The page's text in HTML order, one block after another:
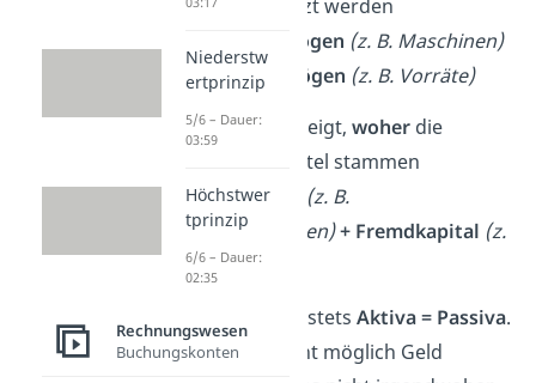
Mittel eingesetzt werden
➡️Anlagevermögen (z. B. Maschinen)
Umlaufvermögen (z. B. Vorräte)
2. Passiva: Sie zeigt,woher die
finanziellen Mittel stammen
➡️Eigenkapital (z. B.
Gewinnrücklagen)+ Fremdkapital (z.
B. Kredite)
Es gilt stetsAktiva = Passiva.
Denn es ist nicht möglich Geld
Niederstw
ertprinzip
5/6 – Dauer:
03:59
Höchstwer
tprinzip
6/6 – Dauer:
02:35
Rechnungswesen
Buchungskonten